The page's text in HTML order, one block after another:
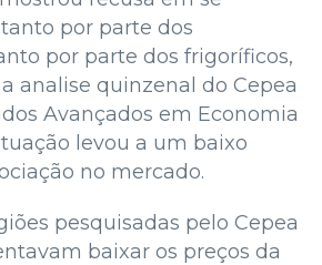
por parte dos
por parte dos frigoríficos,
analise quinzenal do Cepea
Avançados em Economia
levou a um baixo
no mercado.
pesquisadas pelo Cepea
baixar os preços da